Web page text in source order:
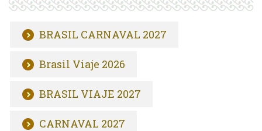
BRASIL CARNAVAL 2027
Brasil Viaje 2026
BRASIL VIAJE 2027
CARNAVAL 2027